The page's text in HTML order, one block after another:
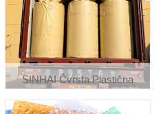
SINHAI Čvrsta Plastična
Prozirna Fleksibilna Rolna Od